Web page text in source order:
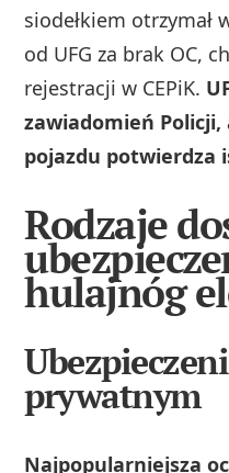
siodełkiem otrzymał
od UFG za brak OC,
rejestracji w CEPiK.
zawiadomień
pojazdu potwierdza
Rodzaje
hulajnóg
prywatnym
Najpopularniejsza